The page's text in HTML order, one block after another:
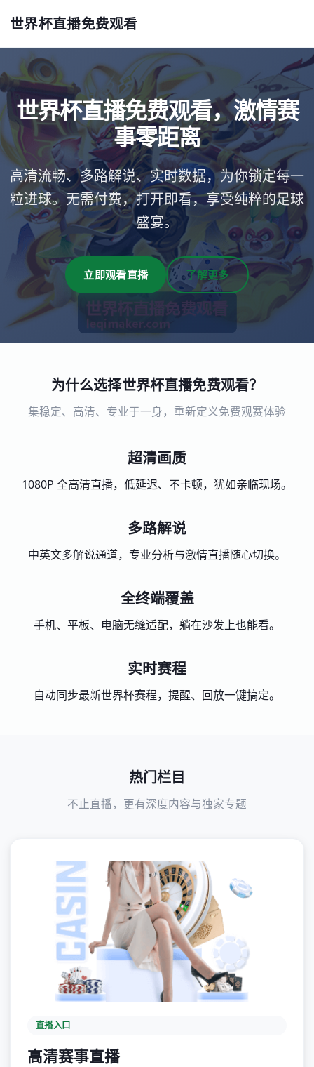
世界杯直播免费观看
世界杯直播免费观看，激情赛
事零距离
高清流畅、多路解说、实时数据，为你锁定每一
粒进球。无需付费，打开即看，享受纯粹的足球
盛宴。
立即观看直播 了解更多
为什么选择世界杯直播免费观看？
集稳定、高清、专业于一身，重新定义免费观赛体验
超清画质
1080P 全高清直播，低延迟、不卡顿，犹如亲临现场。
多路解说
中英文多解说通道，专业分析与激情直播随心切换。
全终端覆盖
手机、平板、电脑无缝适配，躺在沙发上也能看。
实时赛程
自动同步最新世界杯赛程，提醒、回放一键搞定。
热门栏目
不止直播，更有深度内容与独家专题
直播入口
高清赛事直播